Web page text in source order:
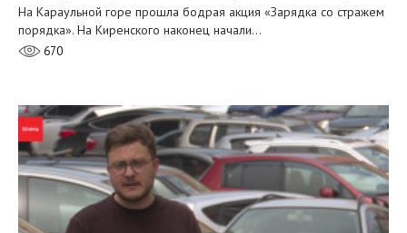
На Караульной горе прошла бодрая акция «Зарядка со стражем
порядка». На Киренского наконец начали…
670